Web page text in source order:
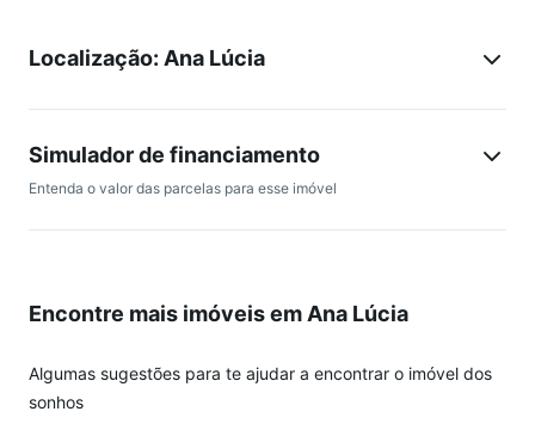
Localização: Ana Lúcia
Simulador de financiamento
Entenda o valor das parcelas para esse imóvel
Encontre mais imóveis em Ana Lúcia
Algumas sugestões para te ajudar a encontrar o imóvel dos
sonhos